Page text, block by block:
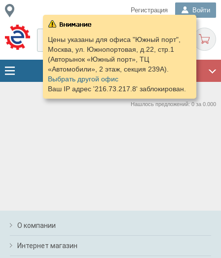
Регистрация Войти
Цены указаны для офиса "Южный порт",
Москва, ул. Южнопортовая, д.22, стр.1
(Авторынок «Южный порт», ТЦ
«Автомобили», 2 этаж, секция 239А).
Выбрать другой офис
Ваш IP адрес '216.73.217.8' заблокирован.
Нашлось предложений: 0 за 0.000
О компании
Интернет магазин